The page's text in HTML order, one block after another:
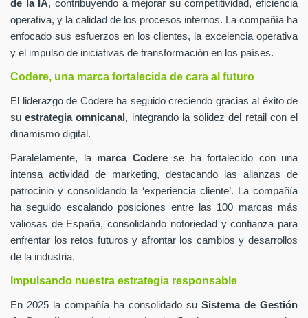
de la IA, contribuyendo a mejorar su competitividad, eficiencia
operativa, y la calidad de los procesos internos. La compañía ha
enfocado sus esfuerzos en los clientes, la excelencia operativa
y el impulso de iniciativas de transformación en los países.
Codere, una marca fortalecida de cara al futuro
El liderazgo de Codere ha seguido creciendo gracias al éxito de
suestrategia omnicanal , integrando la solidez del retail con el
dinamismo digital.
Paralelamente, la marca Coderese ha fortalecido con una
intensa actividad de marketing, destacando las alianzas de
patrocinio y consolidando la ‘experiencia cliente’. La compañía
ha seguido escalando posiciones entre las 100 marcas más
valiosas de España, consolidando notoriedad y confianza para
enfrentar los retos futuros y afrontar los cambios y desarrollos
de la industria.
Impulsando nuestra estrategia responsable
En 2025 la compañía ha consolidado su Sistema de Gestión